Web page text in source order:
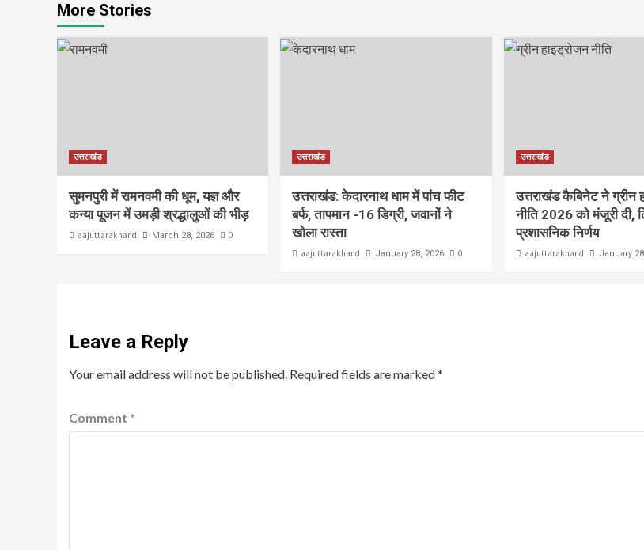
More Stories
उत्तराखंड
सुमनपुरी में रामनवमी की धूम, यज्ञ और
कन्या पूजन में उमड़ी श्रद्धालुओं की भीड़
aajuttarakhand March 28, 2026 0
उत्तराखंड
उत्तराखंड: केदारनाथ धाम में पांच फीट
बर्फ, तापमान -16 डिग्री, जवानों ने
खोला रास्ता
aajuttarakhand January 28, 2026 0
उत्तराखंड
उत्तराखंड कैबिनेट ने ग्रीन
नीति 2026 को मंजूरी दी,
प्रशासनिक निर्णय
aajuttarakhand January
Leave a Reply
Your email address will not be published. Required fields are marked*
Comment *